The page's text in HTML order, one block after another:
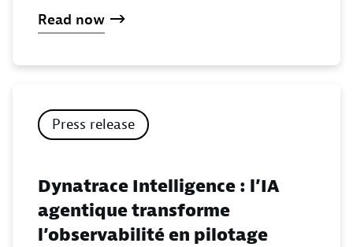
Read now
Press release
Dynatrace Intelligence : l’IA
agentique transforme
l’observabilité en pilotage